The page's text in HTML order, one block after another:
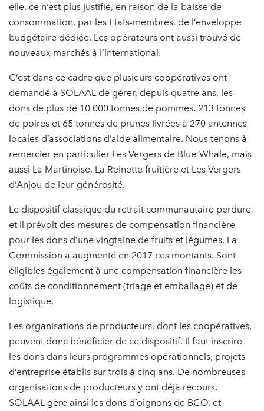
elle, ce n’est plus justifié, en raison de la baisse de
consommation, par les Etats-membres, de l’enveloppe
budgétaire dédiée. Les opérateurs ont aussi trouvé de
nouveaux marchés à l’international.
C’est dans ce cadre que plusieurs coopératives ont
demandé à SOLAAL de gérer, depuis quatre ans, les
dons de plus de 10 000 tonnes de pommes, 213 tonnes
de poires et 65 tonnes de prunes livrées à 270 antennes
locales d’associations d’aide alimentaire. Nous tenons à
remercier en particulier Les Vergers de Blue-Whale, mais
aussi La Martinoise, La Reinette fruitière et Les Vergers
d’Anjou de leur générosité.
Le dispositif classique du retrait communautaire perdure
et il prévoit des mesures de compensation financière
pour les dons d’une vingtaine de fruits et légumes. La
Commission a augmenté en 2017 ces montants. Sont
éligibles également à une compensation financière les
coûts de conditionnement (triage et emballage) et de
logistique.
Les organisations de producteurs, dont les coopératives,
peuvent donc bénéficier de ce dispositif. Il faut inscrire
les dons dans leurs programmes opérationnels, projets
d’entreprise établis sur trois à cinq ans. De nombreuses
organisations de producteurs y ont déjà recours.
SOLAAL gère ainsi les dons d’oignons de BCO, et